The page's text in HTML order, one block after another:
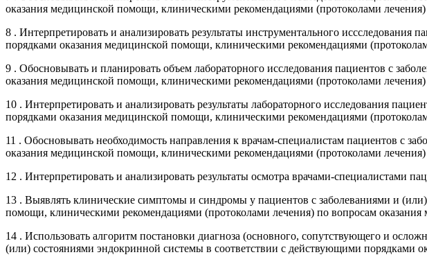
оказания медицинской помощи, клиническими рекомендациями (протоколами
8 . Интерпретировать и анализировать результаты инструментального
порядками оказания медицинской помощи, клиническими рекомендациями
9 . Обосновывать и планировать объем лабораторного исследования пациентов с
оказания медицинской помощи, клиническими рекомендациями (протоколами
10 . Интерпретировать и анализировать результаты лабораторного исследования
порядками оказания медицинской помощи, клиническими рекомендациями
11 . Обосновывать необходимость направления к врачам-специалистам пациентов с
оказания медицинской помощи, клиническими рекомендациями (протоколами
12 . Интерпретировать и анализировать результаты осмотра врачами-специалистами
13 . Выявлять клинические симптомы и синдромы у пациентов с заболеваниями и
помощи, клиническими рекомендациями (протоколами лечения) по вопросам
14 . Использовать алгоритм постановки диагноза (основного, сопутствующего и
(или) состояниями эндокринной системы в соответствии с действующими